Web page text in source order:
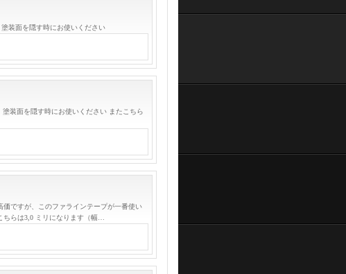
装面を隠す時にお使いください
装面を隠す時にお使いください またこちら
ですが、このファラインテープが一番使い
らは3,0 ミリになります（幅…